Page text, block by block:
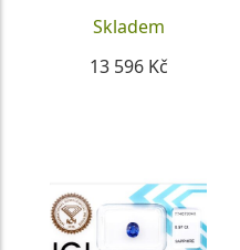
Skladem
13 596 Kč